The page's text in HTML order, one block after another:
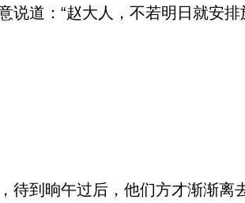
道：“赵大人，不若明日就安
到晌午过后，他们方才渐渐离